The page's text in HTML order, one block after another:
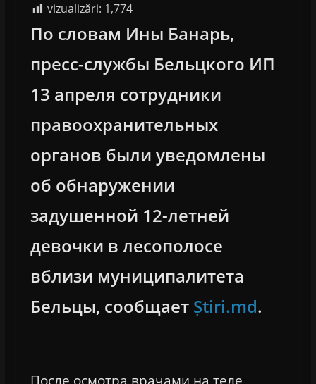
vizualizări: 1,774
По словам Ины Банарь,
пресс-службы Бельцкого ИП
13 апреля сотрудники
правоохранительных
органов были уведомлены
об обнаружении
задушенной 12-летней
девочки в лесополосе
вблизи муниципалитета
Бельцы, сообщает Știri.md.
После осмотра врачами на теле